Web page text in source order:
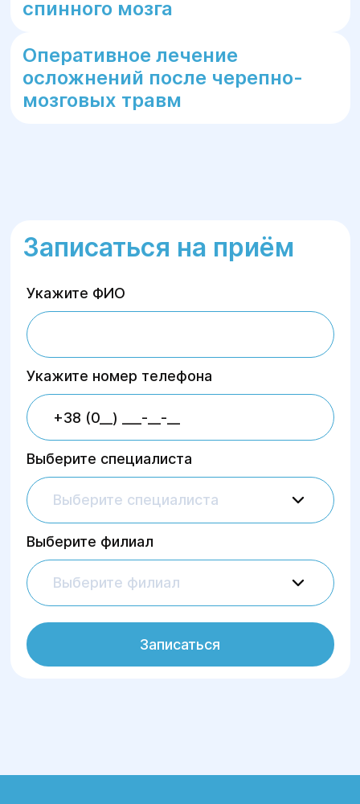
спинного мозга
Оперативное лечение
осложнений после черепно-
мозговых травм
Записаться на приём
Укажите ФИО
Укажите номер телефона
Выберите специалиста
Выберите специалиста
Выберите филиал
Выберите филиал
Записаться